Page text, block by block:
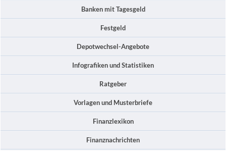
Banken mit Tagesgeld
Festgeld
Depotwechsel-Angebote
Infografiken und Statistiken
Ratgeber
Vorlagen und Musterbriefe
Finanzlexikon
Finanznachrichten